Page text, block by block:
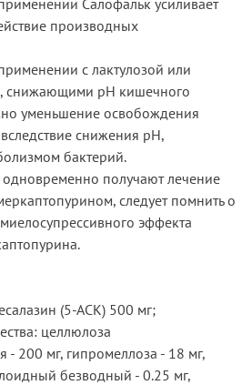
производных
с лактулозой или
снижающими рН кишечного
уменьшение освобождения
снижения рН,
бактерий.
получают лечение
следует помнить о
эффекта
(5-АСК) 500 мг;
целлюлоза
- 200 мг, гипромеллоза - 18 мг,
безводный - 0.25 мг,